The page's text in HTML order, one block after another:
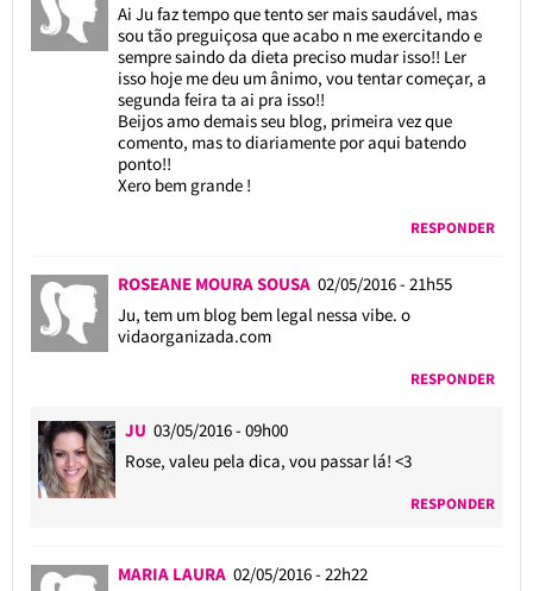
Ai Ju faz tempo que tento ser mais saudável, mas
sou tão preguiçosa que acabo n me exercitando e
sempre saindo da dieta preciso mudar isso!! Ler
isso hoje me deu um ânimo, vou tentar começar, a
segunda feira ta ai pra isso!!
Beijos amo demais seu blog, primeira vez que
comento, mas to diariamente por aqui batendo
ponto!!
Xero bem grande !
RESPONDER
ROSEANE MOURA SOUSA 02/05/2016 - 21h55
Ju, tem um blog bem legal nessa vibe. o
vidaorganizada.com
RESPONDER
JU 03/05/2016 - 09h00
Rose, valeu pela dica, vou passar lá! <3
RESPONDER
MARIA LAURA 02/05/2016 - 22h22